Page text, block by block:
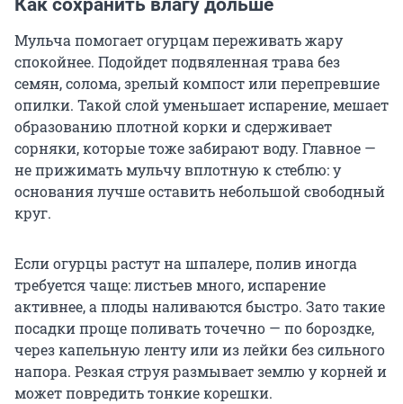
Как сохранить влагу дольше
Мульча помогает огурцам переживать жару
спокойнее. Подойдет подвяленная трава без
семян, солома, зрелый компост или перепревшие
опилки. Такой слой уменьшает испарение, мешает
образованию плотной корки и сдерживает
сорняки, которые тоже забирают воду. Главное —
не прижимать мульчу вплотную к стеблю: у
основания лучше оставить небольшой свободный
круг.
Если огурцы растут на шпалере, полив иногда
требуется чаще: листьев много, испарение
активнее, а плоды наливаются быстро. Зато такие
посадки проще поливать точечно — по бороздке,
через капельную ленту или из лейки без сильного
напора. Резкая струя размывает землю у корней и
может повредить тонкие корешки.